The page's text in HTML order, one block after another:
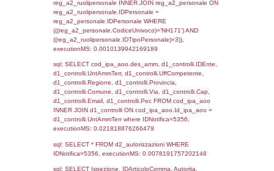
sql: SELECT a1.RagioneSociale,
localita, el_prov.citta AS provincia,
DATE(n.DataInvioNotifica) as
LEFT JOIN infostabilimento i ON
n.CodiceUnivoco LEFT JOIN
a1.CodiceUnivoco = n.CodiceUnivoco LEFT
el_comuni AS el_com ON a1.ComuneStab =
el_com.IstComune LEFT JOIN el_province
a1.ProvinciaStab = el_prov.IstProvincia
n.IDNotifica = 5356;, executionMS: